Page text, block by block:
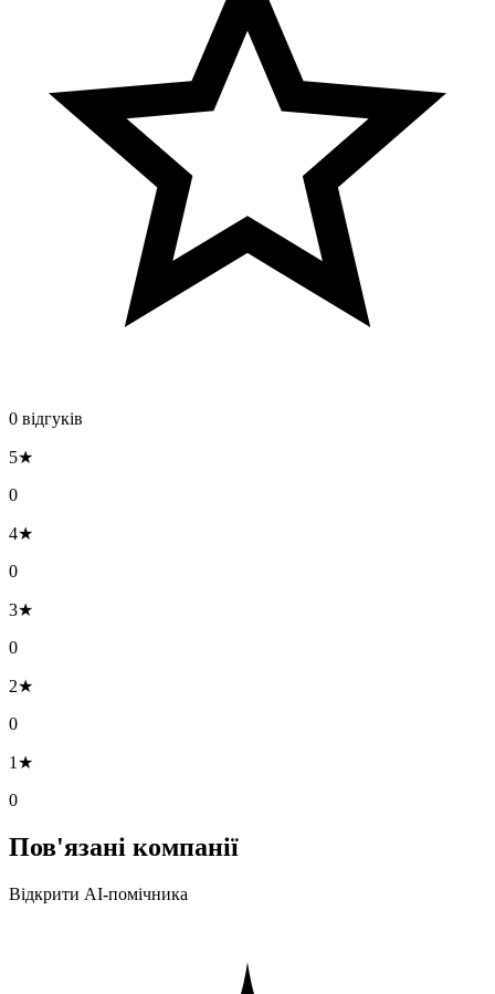
0 відгуків
5★
0
4★
0
3★
0
2★
0
1★
0
Пов'язані компанії
Відкрити AI-помічника